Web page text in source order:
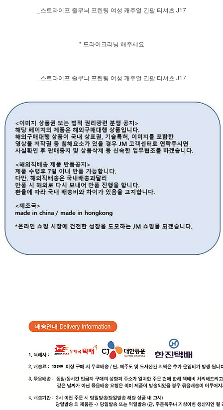
_스트라이프 줄무늬 프린팅 여성 캐주얼 긴팔 티셔츠 J17
* 드라이크리닝 해주세요
_스트라이프 줄무늬 프린팅 여성 캐주얼 긴팔 티셔츠 J17